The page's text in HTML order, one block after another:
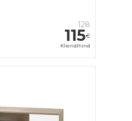
128
115€
Kliendihind